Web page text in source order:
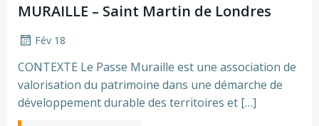
MURAILLE – Saint Martin de Londres
Fév 18
CONTEXTE Le Passe Muraille est une association de
valorisation du patrimoine dans une démarche de
développement durable des territoires et […]